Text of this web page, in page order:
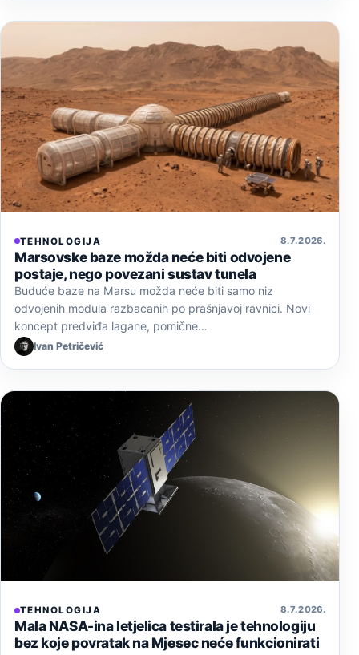
TEHNOLOGIJA 8. 7. 2026.
Marsovske baze možda neće biti odvojene
postaje, nego povezani sustav tunela
Buduće baze na Marsu možda neće biti samo niz
odvojenih modula razbacanih po prašnjavoj ravnici. Novi
koncept predviđa lagane, pomične…
Ivan Petričević
TEHNOLOGIJA 8. 7. 2026.
Mala NASA-ina letjelica testirala je tehnologiju
bez koje povratak na Mjesec neće funkcionirati